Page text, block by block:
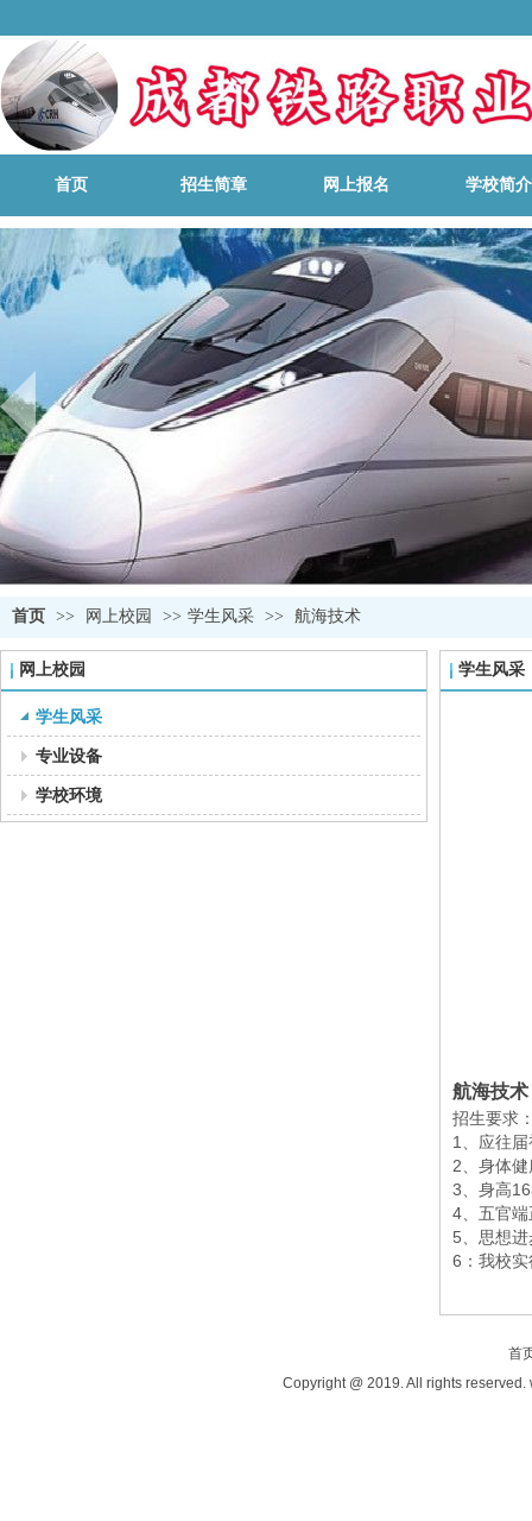
首页 招生简章 网上报名 学校简介
首页 >> 网上校园 >> 学生风采 >> 航海技术
网上校园
学生风采
专业设备
学校环境
学生风采
航海技术
招生要求
1、应往
2、身体
3、身高
4、五官端
5、思想
6：我校
首
Copyright @ 2019. All rights reserved.